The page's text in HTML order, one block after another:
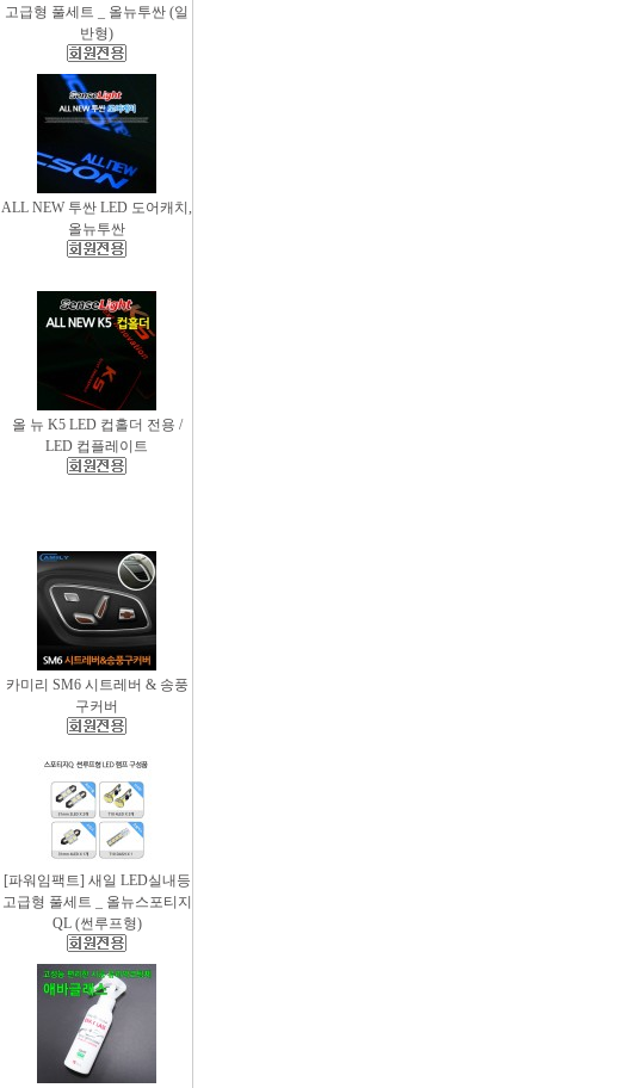
고급형 풀세트 _ 올뉴투싼 (일
반형)
ALL NEW 투싼 LED 도어캐치,
올뉴투싼
올 뉴 K5 LED 컵홀더 전용 /
LED 컵플레이트
카미리 SM6 시트레버 & 송풍
구커버
[파워임팩트] 새일 LED실내등
고급형 풀세트 _ 올뉴스포티지
QL (썬루프형)